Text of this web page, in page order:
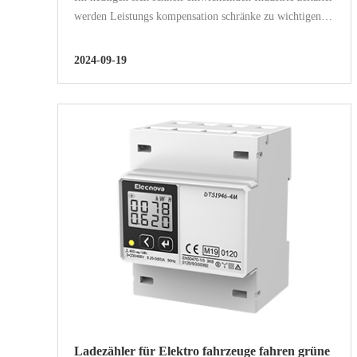
werden Leistungs kompensation schränke zu wichtigen
und zur Optimierung der Energie nutzung. Sie sind nicht
2024-09-19
Ladezähler für Elektro fahrzeuge fahren grüne